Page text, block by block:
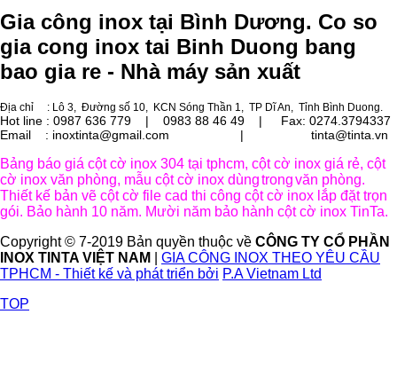
Gia công inox tại Bình Dương. Co so
gia cong inox tai Binh Duong bang
bao gia re - Nhà máy sản xuất
Địa chỉ : Lô 3, Đường số 10, KCN Sóng Thần 1, TP Dĩ An, Tỉnh Bình Duong.
Hot line : 0987 636 779 | 0983 88 46 49 |
Fax: 0274.3794337
Email : inoxtinta@gmail.com | tinta@tinta.vn
Bảng báo giá cột cờ inox 304 tại tphcm, cột cờ inox giá rẻ, cột
cờ inox văn phòng, mẫu cột cờ inox dùngtrongvăn phòng.
Thiết kế bản vẽ cột cờ file cad thi công cột cờ inox lắp đặt trọn
gói. Bảo hành 10 năm. Mười năm bảo hành cột cờ inox TinTa.
Copyright © 7-2019 Bản quyền thuộc về CÔNG TY CỔ PHẦN
INOX TINTA VIỆT NAM
GIA CÔNG INOX THEO YÊU CẦU
TPHCM - Thiết kế và phát triển bởi P.A Vietnam Ltd
TOP